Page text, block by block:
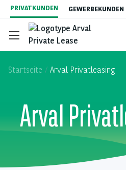
Direkt
zum
Inhalt
PRIVATKUNDEN GEWERBEKUNDEN
Gebrauchtwagen-
Startseite Arval Privatleasing
Arval